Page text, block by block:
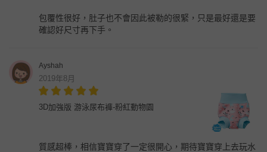
包覆性很好，肚子也不會因此被勒的很緊，只是最好還是要
確認好尺寸再下手。
Ayshah
2019年8月
3D加強版 游泳尿布褲-粉紅動物園
質感超棒，相信寶寶穿了一定很開心，期待寶寶穿上去玩水